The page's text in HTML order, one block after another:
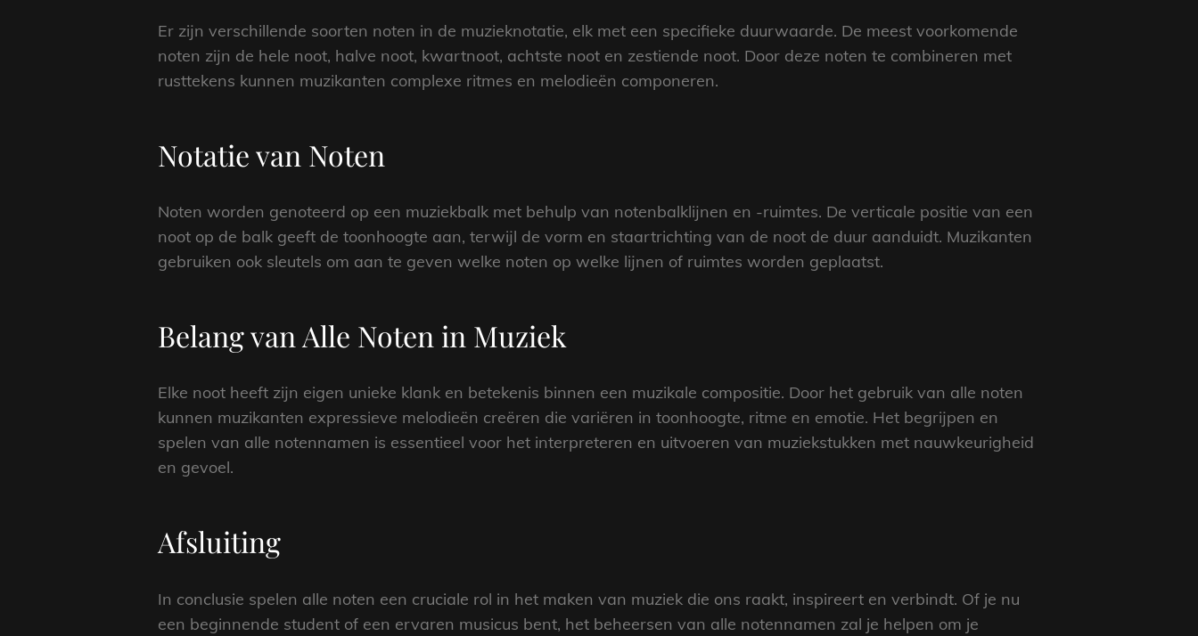
Er zijn verschillende soorten noten in de muzieknotatie, elk met een specifieke duurwaarde. De meest voorkomende
noten zijn de hele noot, halve noot, kwartnoot, achtste noot en zestiende noot. Door deze noten te combineren met
rusttekens kunnen muzikanten complexe ritmes en melodieën componeren.
Notatie van Noten
Noten worden genoteerd op een muziekbalk met behulp van notenbalklijnen en -ruimtes. De verticale positie van een
noot op de balk geeft de toonhoogte aan, terwijl de vorm en staartrichting van de noot de duur aanduidt. Muzikanten
gebruiken ook sleutels om aan te geven welke noten op welke lijnen of ruimtes worden geplaatst.
Belang van Alle Noten in Muziek
Elke noot heeft zijn eigen unieke klank en betekenis binnen een muzikale compositie. Door het gebruik van alle noten
kunnen muzikanten expressieve melodieën creëren die variëren in toonhoogte, ritme en emotie. Het begrijpen en
spelen van alle notennamen is essentieel voor het interpreteren en uitvoeren van muziekstukken met nauwkeurigheid
en gevoel.
Afsluiting
In conclusie spelen alle noten een cruciale rol in het maken van muziek die ons raakt, inspireert en verbindt. Of je nu
een beginnende student of een ervaren musicus bent, het beheersen van alle notennamen zal je helpen om je